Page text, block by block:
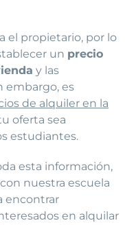
el propietario, por lo
un precio
y las
embargo, es
de alquiler en la
oferta sea
estudiantes.
esta información,
nuestra escuela
encontrar
en alquilar